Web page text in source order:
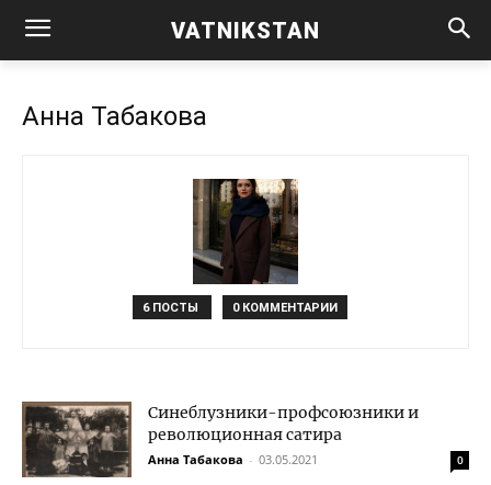
VATNIKSTAN
Анна Табакова
6 ПОСТЫ 0 КОММЕНТАРИИ
Синеблузники-профсоюзники и
революционная сатира
Анна Табакова - 03.05.2021 0